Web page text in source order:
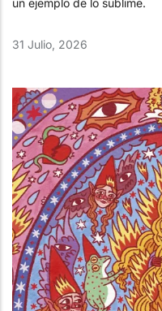
un ejemplo de lo sublime.
31 Julio, 2026